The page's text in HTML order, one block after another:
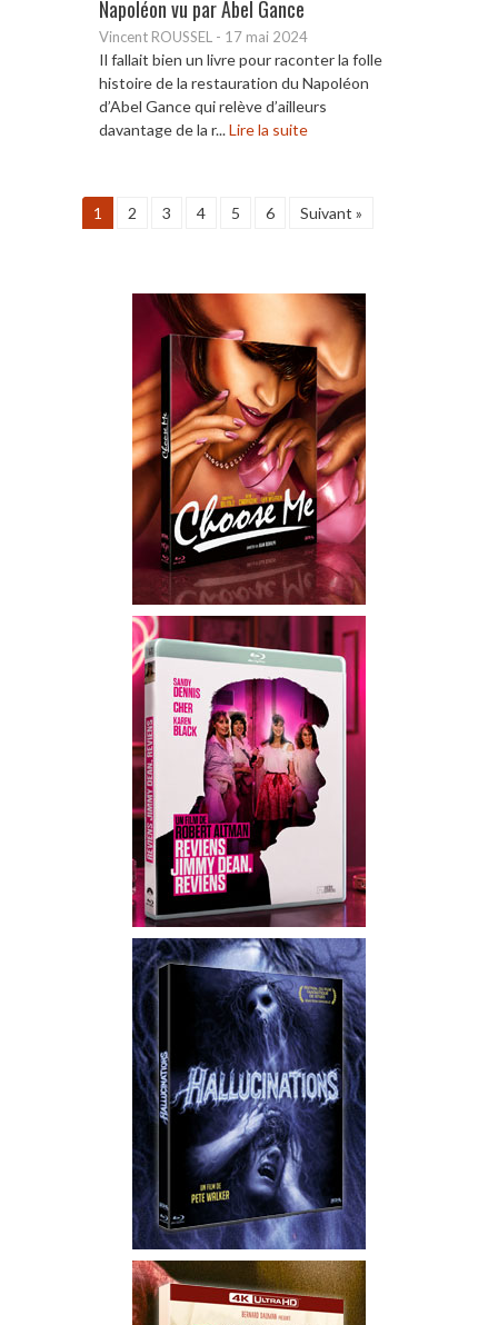
Napoléon vu par Abel Gance
Vincent ROUSSEL - 17 mai 2024
Il fallait bien un livre pour raconter la folle
histoire de la restauration du Napoléon
d’Abel Gance qui relève d’ailleurs
davantage de la r...Lire la suite
1 2 3 4 5 6 Suivant »